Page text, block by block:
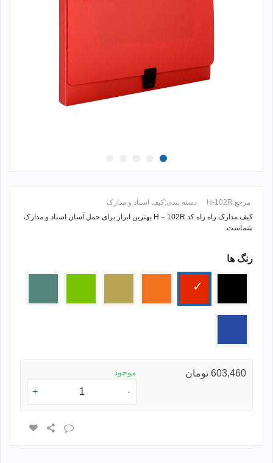
مرجع:H-102R دسته بندی:کیف اسناد و مدارک
کیف مدارک راه راه کد H – 102R بهترین ابزار برای حمل آسان اسناد و مدارک
شماست.
ادامه مطلب +
رنگ ها
603,460 تومان موجود
-
+